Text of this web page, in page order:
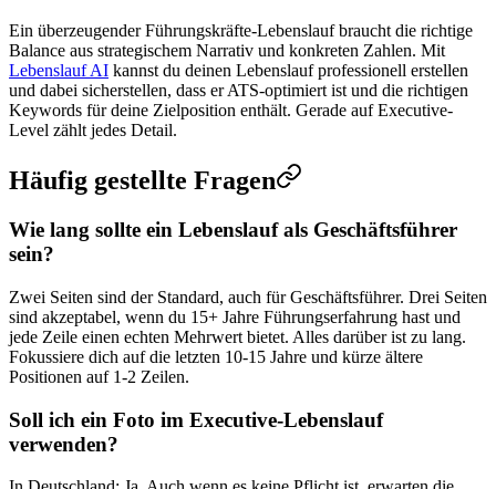
Ein überzeugender Führungskräfte-Lebenslauf braucht die richtige
Balance aus strategischem Narrativ und konkreten Zahlen. Mit
Lebenslauf AI kannst du deinen Lebenslauf professionell erstellen
und dabei sicherstellen, dass er ATS-optimiert ist und die richtigen
Keywords für deine Zielposition enthält. Gerade auf Executive-
Level zählt jedes Detail.
Häufig gestellte Fragen
Wie lang sollte ein Lebenslauf als Geschäftsführer
sein?
Zwei Seiten sind der Standard, auch für Geschäftsführer. Drei Seiten
sind akzeptabel, wenn du 15+ Jahre Führungserfahrung hast und
jede Zeile einen echten Mehrwert bietet. Alles darüber ist zu lang.
Fokussiere dich auf die letzten 10-15 Jahre und kürze ältere
Positionen auf 1-2 Zeilen.
Soll ich ein Foto im Executive-Lebenslauf
verwenden?